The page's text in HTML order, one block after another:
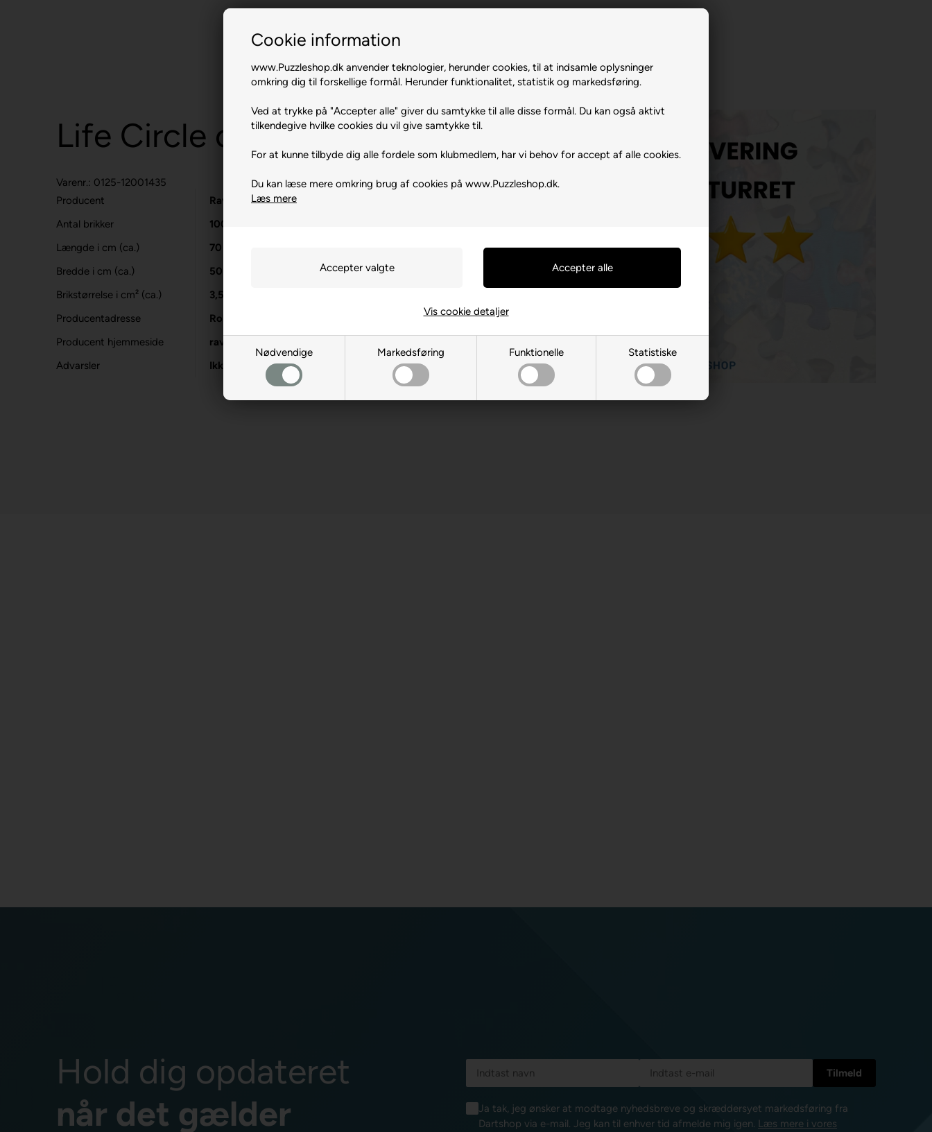
Cookie information
www.Puzzleshop.dk anvender teknologier, herunder cookies, til at indsamle oplysninger
omkring dig til forskellige formål. Herunder funktionalitet, statistik og markedsføring.
Ved at trykke på "Accepter alle" giver du samtykke til alle disse formål. Du kan også aktivt
tilkendegive hvilke cookies du vil give samtykke til.
For at kunne tilbyde dig alle fordele som klubmedlem, har vi behov for accept af alle cookies.
Du kan læse mere omkring brug af cookies på www.Puzzleshop.dk.
Læs mere
Nødvendige Markedsføring Funktionelle Statistiske
Vis cookie detaljer
Life Circle of Butterfly.
Varenr.: 0125-12001435
Producent
Ravensburger
Antal brikker
1000
Længde i cm (ca.)
70
Bredde i cm (ca.)
50
Brikstørrelse i cm² (ca.)
3,5
Producentadresse
Robert-Bosch-Str. 1, DE-88214 Ravensburg
Producent hjemmeside
ravensburger.org
Advarsler
Ikke til børn under 3 år. Indeholder små dele.
Hold dig opdateret
når det gælder
Ja tak, jeg ønsker at modtage nyhedsbreve og skræddersyet markedsføring fra
Dartshop via e-mail. Jeg kan til enhver tid afmelde mig igen. Læs mere i vores